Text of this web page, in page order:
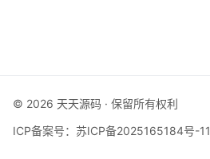
© 2026 天天源码 · 保留所有权利
ICP备案号： 苏ICP备2025165184号-11